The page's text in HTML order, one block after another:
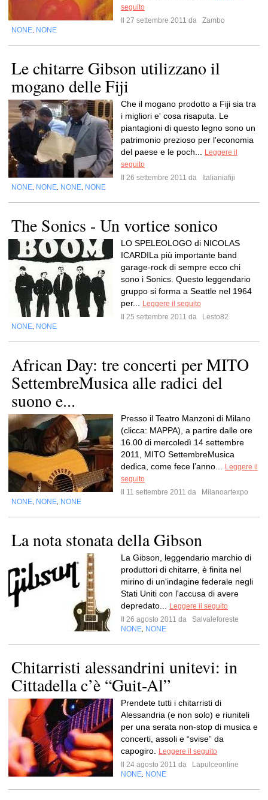
seguito
Il 27 settembre 2011 da
Zambo
NONE NONE
Le chitarre Gibson utilizzano il
mogano delle Fiji
Che il mogano prodotto a Fiji sia tra
i migliori e' cosa risaputa. Le
piantagioni di questo legno sono un
patrimonio prezioso per l'economia
del paese e le poch...
Leggere il
seguito
Il 26 settembre 2011 da
Italianiafiji
NONE NONE NONE NONE
The Sonics - Un vortice sonico
LO SPELEOLOGO di NICOLAS
ICARDILa più importante band
garage-rock di sempre ecco chi
sono i Sonics. Questo leggendario
gruppo si forma a Seattle nel 1964
per...
Leggere il seguito
Il 25 settembre 2011 da
Lesto82
NONE NONE
African Day: tre concerti per MITO
SettembreMusica alle radici del
suono e...
Presso il Teatro Manzoni di Milano
(clicca: MAPPA), a partire dalle ore
16.00 di mercoledì 14 settembre
2011, MITO SettembreMusica
dedica, come fece l’anno...
Leggere il
seguito
Il 11 settembre 2011 da
Milanoartexpo
NONE NONE NONE
La nota stonata della Gibson
La Gibson, leggendario marchio di
produttori di chitarre, è finita nel
mirino di un'indagine federale negli
Stati Uniti con l'accusa di avere
depredato...
Leggere il seguito
Il 26 agosto 2011 da
Salvaleforeste
NONE NONE
Chitarristi alessandrini unitevi: in
Cittadella c’è “Guit-Al”
Prendete tutti i chitarristi di
Alessandria (e non solo) e riuniteli
per una serata non-stop di musica e
concerti, assoli e “svise” da
capogiro.
Leggere il seguito
Il 24 agosto 2011 da
Lapulceonline
NONE NONE